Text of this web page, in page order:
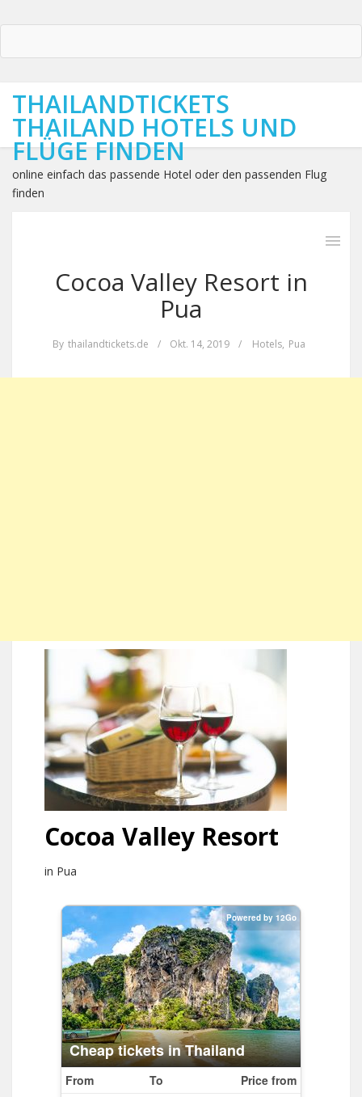
THAILANDTICKETS
THAILAND HOTELS UND
FLÜGE FINDEN
online einfach das passende Hotel oder den passenden Flug
finden
Cocoa Valley Resort in
Pua
By thailandtickets.de / Okt. 14, 2019 / Hotels, Pua
Cocoa Valley Resort
in Pua